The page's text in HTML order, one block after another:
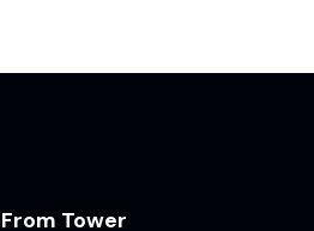
From Tower